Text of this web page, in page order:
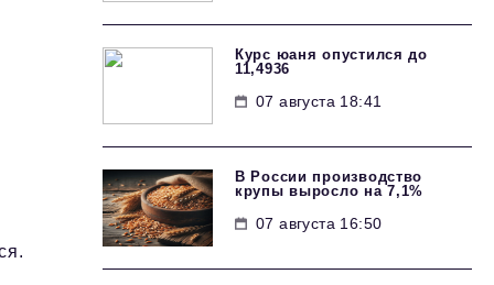
Курс юаня опустился до
11,4936
07 августа 18:41
В России производство
крупы выросло на 7,1%
07 августа 16:50